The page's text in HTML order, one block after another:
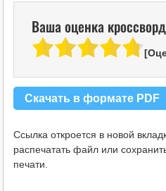
Ваша оценка
Скачать в формате PDF
Ссылка откроется в новой
распечатать файл или
печати.